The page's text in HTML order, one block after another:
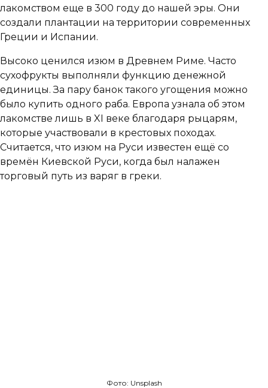
лакомством еще в 300 году до нашей эры. Они
создали плантации на территории современных
Греции и Испании.
Высоко ценился изюм в Древнем Риме. Часто
сухофрукты выполняли функцию денежной
единицы. За пару банок такого угощения можно
было купить одного раба. Европа узнала об этом
лакомстве лишь в XI веке благодаря рыцарям,
которые участвовали в крестовых походах.
Считается, что изюм на Руси известен ещё со
времён Киевской Руси, когда был налажен
торговый путь из варяг в греки.
Фото: Unsplash